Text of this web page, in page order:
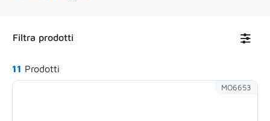
Filtra prodotti
11 Prodotti
MO6653